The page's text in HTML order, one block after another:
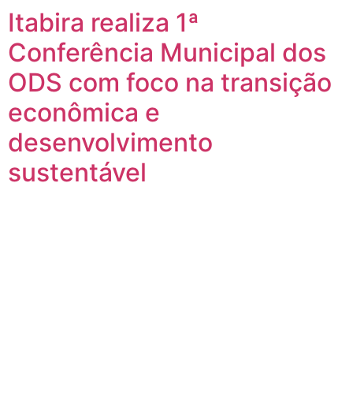
Itabira realiza 1ª
Conferência Municipal dos
ODS com foco na transição
econômica e
desenvolvimento
sustentável